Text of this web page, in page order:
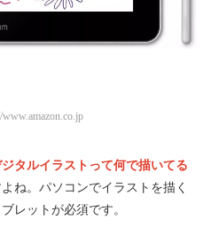
www.amazon.co.jp
ジタルイラストって何で描いてる
ね。パソコンでイラストを描く
レットが必須です。